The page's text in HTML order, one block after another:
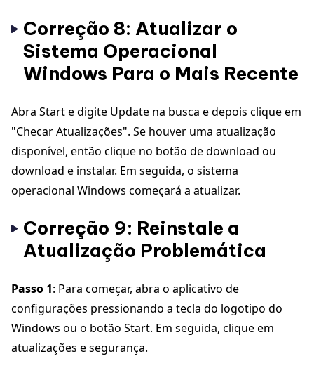
Correção 8: Atualizar o
Sistema Operacional
Windows Para o Mais Recente
Abra Start e digite Update na busca e depois clique em
"Checar Atualizações". Se houver uma atualização
disponível, então clique no botão de download ou
download e instalar. Em seguida, o sistema
operacional Windows começará a atualizar.
Correção 9: Reinstale a
Atualização Problemática
Passo 1: Para começar, abra o aplicativo de
configurações pressionando a tecla do logotipo do
Windows ou o botão Start. Em seguida, clique em
atualizações e segurança.